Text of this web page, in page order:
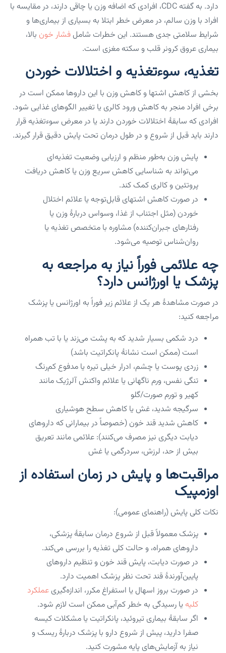
دارد. به گفته CDC، افرادی که اضافه وزن یا چاقی دارند، در مقایسه با
افراد با وزن سالم، در معرض خطر ابتلا به بسیاری از بیماری‌ها و
شرایط سلامتی جدی هستند. این خطرات شامل فشار خون بالا،
بیماری عروق کرونر قلب و سکته مغزی است.
تغذیه، سوءتغذیه و اختلالات خوردن
بخشی از کاهش اشتها و کاهش وزن با این داروها ممکن است در
برخی افراد منجر به کاهش ورود کالری یا تغییر الگوهای غذایی شود.
افرادی که سابقهٔ اختلالات خوردن دارند یا در معرض سوءتغذیه قرار
دارند باید قبل از شروع و در طول درمان تحت پایش دقیق قرار گیرند.
پایش وزن به‌طور منظم و ارزیابی وضعیت تغذیه‌ای
می‌تواند به شناسایی کاهش سریع وزن یا کاهش دریافت
پروتئین و کالری کمک کند.
در صورت کاهش اشتهای قابل‌توجه یا علائم اختلال
خوردن (مثل اجتناب از غذا، وسواس دربارهٔ وزن یا
رفتارهای جبران‌کننده) مشاوره با متخصص تغذیه یا
روان‌شناس توصیه می‌شود.
چه علائمی فوراً نیاز به مراجعه به
پزشک یا اورژانس دارد؟
در صورت مشاهدهٔ هر یک از علائم زیر فوراً به اورژانس یا پزشک
مراجعه کنید:
درد شکمی بسیار شدید که به پشت می‌زند یا با تب همراه
است (ممکن است نشانهٔ پانکراتیت باشد)
زردی پوست یا چشم، ادرار خیلی تیره یا مدفوع کم‌رنگ
تنگی نفس، ورم ناگهانی یا علائم واکنش آلرژیک مانند
کهیر و تورم صورت/گلو
سرگیجه شدید، غش یا کاهش سطح هوشیاری
کاهش شدید قند خون (خصوصاً در بیمارانی که داروهای
دیابت دیگری نیز مصرف می‌کنند): علائمی مانند تعریق
بیش از حد، لرزش، سردرگمی یا غش
مراقبت‌ها و پایش در زمان استفاده از
اوزمپیک
نکات کلی پایش (راهنمای عمومی):
پزشک معمولاً قبل از شروع درمان سابقهٔ پزشکی،
داروهای همراه، و حالت کلی تغذیه را بررسی می‌کند.
در صورت دیابت، پایش قند خون و تنظیم داروهای
پایین‌آورندهٔ قند تحت نظر پزشک اهمیت دارد.
در صورت بروز اسهال یا استفراغ مکرر، اندازه‌گیری عملکرد
کلیه یا رسیدگی به خطر کم‌آبی ممکن است لازم شود.
اگر سابقهٔ بیماری تیروئید، پانکراتیت یا مشکلات کیسه
صفرا دارید، پیش از شروع دارو با پزشک دربارهٔ ریسک و
نیاز به آزمایش‌های پایه مشورت کنید.